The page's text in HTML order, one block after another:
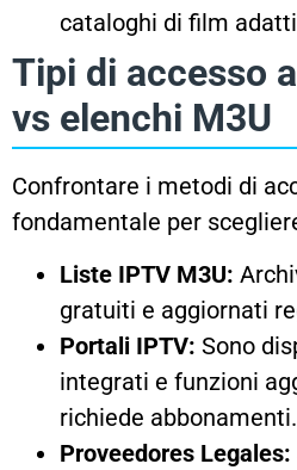
cataloghi di film
Tipi di accesso
vs elenchi M3U
Confrontare i metodi di
fondamentale per
Liste IPTV M3U:
gratuiti e aggiornati
Portali IPTV: Sono
integrati e funzioni
richiede abbonamenti.
Proveedores Legales: